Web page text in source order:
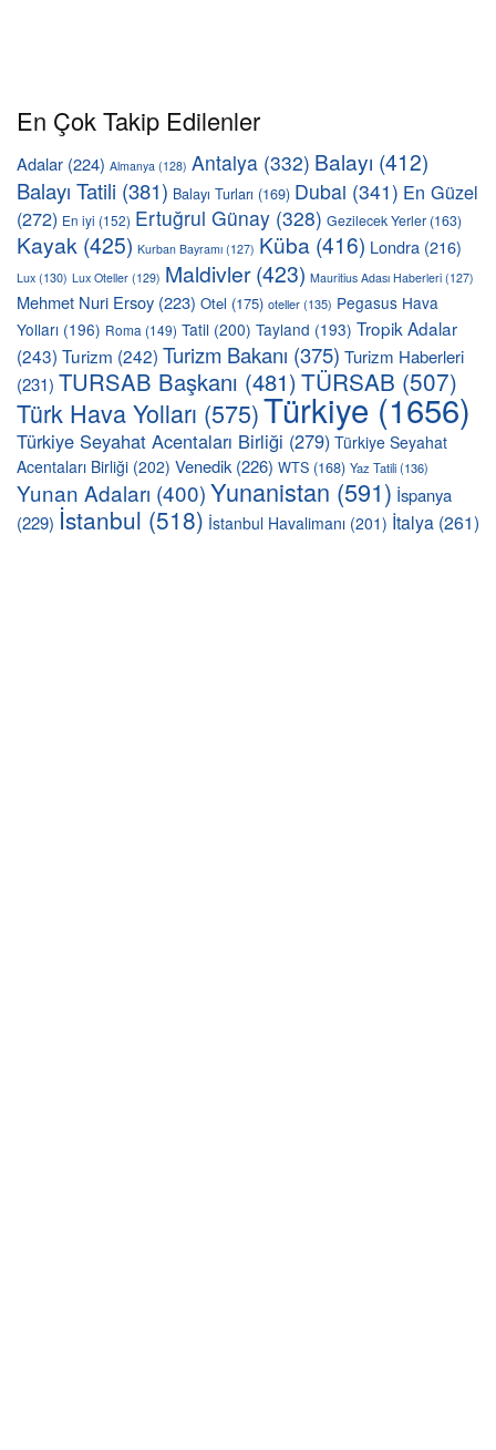
En Çok Takip Edilenler
Adalar (224) Almanya (128) Antalya (332) Balayı (412)
Balayı Tatili (381) Balayı Turları (169) Dubai (341) En Güzel
(272) En iyi (152) Ertuğrul Günay (328) Gezilecek Yerler (163)
Kayak (425) Kurban Bayramı (127) Küba (416) Londra (216)
Lux (130) Lux Oteller (129) Maldivler(423) Mauritius Adası Haberleri (127)
Mehmet Nuri Ersoy (223) Otel (175) oteller(135) Pegasus Hava
Yolları (196) Roma (149) Tatil (200) Tayland (193) Tropik Adalar
(243) Turizm (242) Turizm Bakanı (375) Turizm Haberleri
(231) TURSAB Başkanı (481)TÜRSAB (507)
Türk Hava Yolları (575)Türkiye (1656)
Türkiye Seyahat Acentaları Birliği (279) Türkiye Seyahat
Acentaları Birliği (202) Venedik(226) WTS (168) Yaz Tatili(136)
Yunan Adaları (400)Yunanistan (591) İspanya
(229) İstanbul (518) İstanbul Havalimanı (201) İtalya (261)